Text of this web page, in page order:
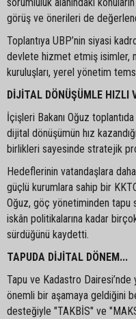
görüş ve önerileri de
Toplantıya UBP’nin siyasi
devlete hizmet etmiş isimler,
kuruluşları, yerel yönetim
DİJİTAL DÖNÜŞÜMLE HIZLI
İçişleri Bakanı Oğuz
dijital dönüşümün hız
birlikleri sayesinde stratejik
Hedeflerinin vatandaşlara
güçlü kurumlara sahip bir
Oğuz, göç yönetiminden tapu
iskân politikalarına kadar
sürdüğünü kaydetti.
TAPUDA DİJİTAL DÖNEM...
Tapu ve Kadastro Dairesi’nde
önemli bir aşamaya geldiğini
desteğiyle "TAKBİS" ve